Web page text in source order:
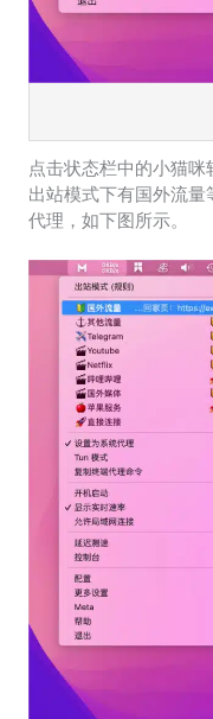
点击状态栏中的小猫咪
出站模式下有国外流
代理，如下图所示。